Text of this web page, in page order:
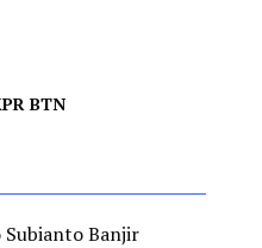
BTN
Banjir